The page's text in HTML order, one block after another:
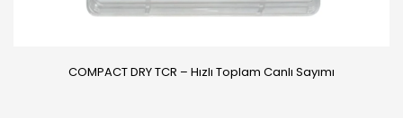
COMPACT DRY TCR – Hızlı Toplam Canlı Sayımı